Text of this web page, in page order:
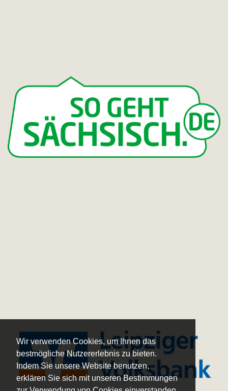
Wir verwenden Cookies, um Ihnen das
bestmögliche Nutzererlebnis zu bieten.
Indem Sie unsere Website benutzen,
erklären Sie sich mit unseren Bestimmungen